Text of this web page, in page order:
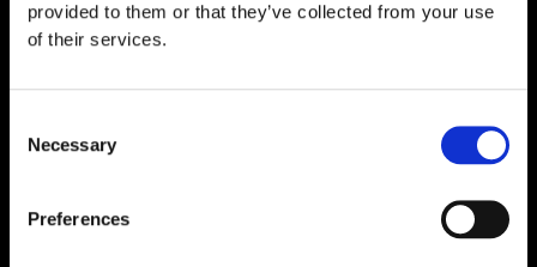
provided to them or that they’ve collected from your use
of their services.
Selection
Necessary
Preferences
Semax 10mg